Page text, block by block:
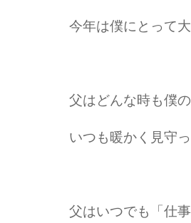
今年は僕にとって
父はどんな時も僕
いつも暖かく見守
父はいつでも「仕